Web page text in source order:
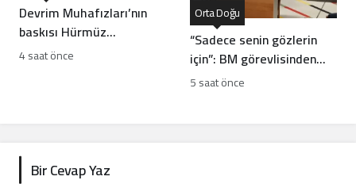
Devrim Muhafızları’nın
baskısı Hürmüz
Anlaşması’nı kilitledi
4 saat önce
“Sadece senin gözlerin
için”: BM görevlisinden
İsrail’e gizli belge
Orta Doğu
5 saat önce
Bir Cevap Yaz